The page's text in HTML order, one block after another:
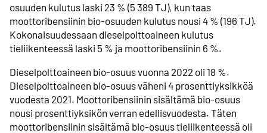
osuuden kulutus laski 23 % (5 389 TJ), kun taas
moottoribensiinin bio-osuuden kulutus nousi 4 % (196 TJ).
Kokonaisuudessaan dieselpolttoaineen kulutus
tieliikenteessä laski 5 % ja moottoribensiinin 6 %.
Dieselpolttoaineen bio-osuus vuonna 2022 oli 18 %.
Dieselpolttoaineen bio-osuus väheni 4 prosenttiyksikköä
vuodesta 2021. Moottoribensiinin sisältämä bio-osuus
nousi prosenttiyksikön verran edellisvuodesta. Täten
moottoribensiinin sisältämä bio-osuus tieliikenteessä oli